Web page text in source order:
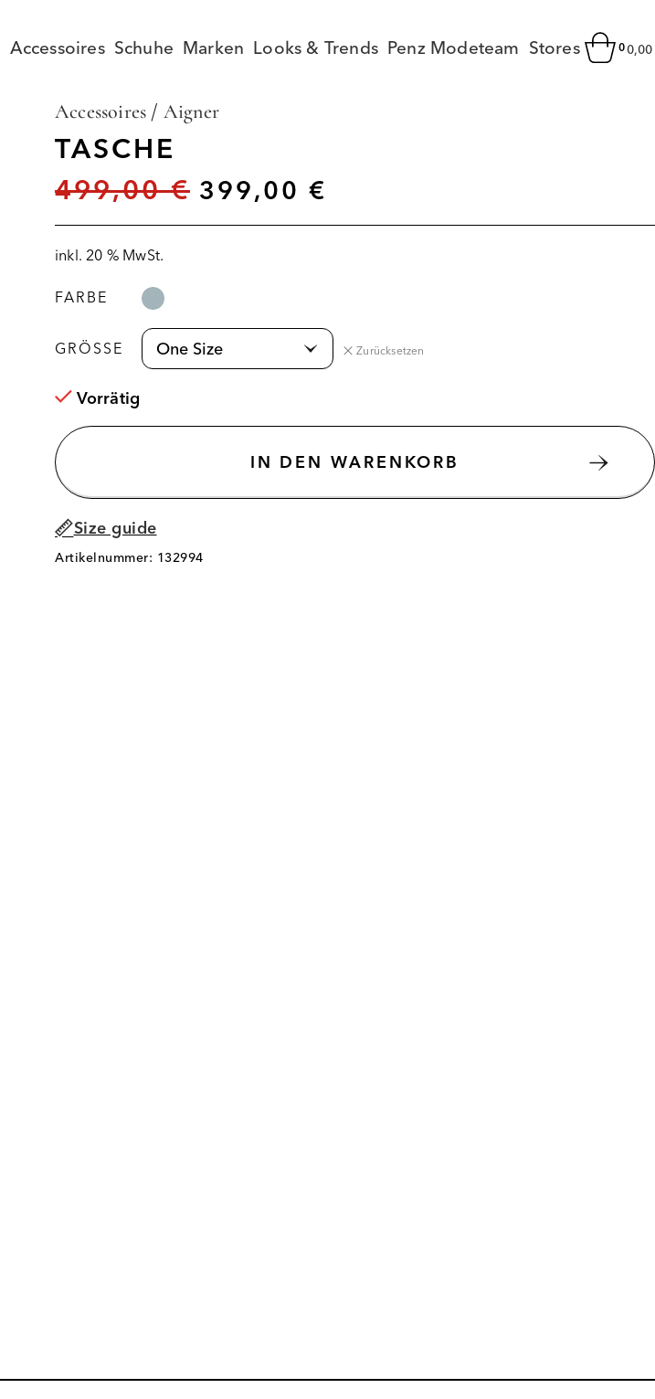
Accessoires Schuhe Marken Looks & Trends Penz Modeteam Stores 0
Accessoires / Aigner
TASCHE
499,00€ 399,00 €
inkl. 20 % MwSt.
FARBE
GRÖSSE Zurücksetzen
Vorrätig
IN DEN WARENKORB
Size guide
Artikelnummer: 132994